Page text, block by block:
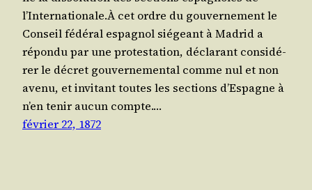
l’Internationale.À cet ordre du gou­ver­ne­ment le
Conseil fédé­ral espa­gnol sié­geant à Madrid a
répon­du par une pro­tes­ta­tion, décla­rant consi­dé­
rer le décret gou­ver­ne­men­tal comme nul et non
ave­nu, et invi­tant toutes les sec­tions d’Espagne à
n’en tenir aucun compte.…
février 22, 1872